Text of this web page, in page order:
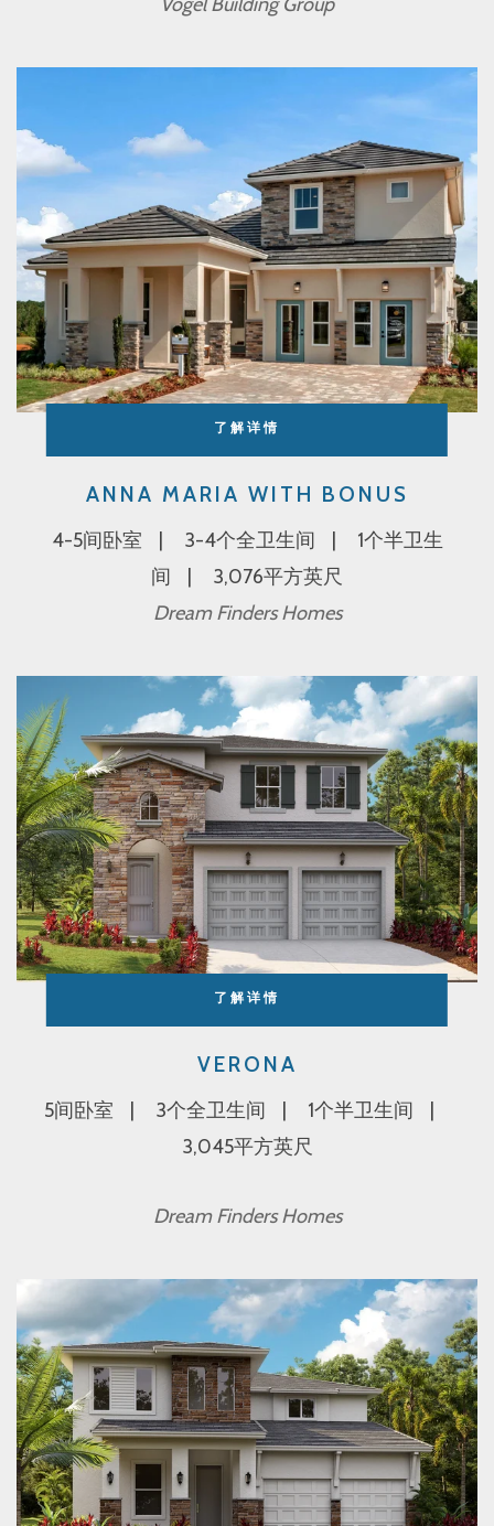
了解详情
VERONA
5间卧室 3个全卫生间
1个半卫生间
3,045平方英尺
Dream Finders Homes
了解详情
ANNA MARIA WITH BONUS
4-5间卧室 3-4个全卫生间
1个半卫生
间
3,076平方英尺
Dream Finders Homes